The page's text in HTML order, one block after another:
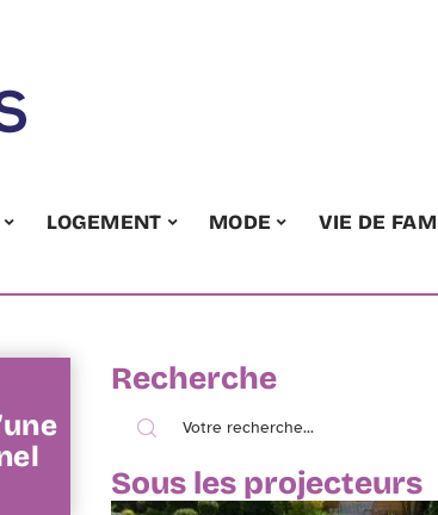
LOGEMENT MODE
VIE DE
Recherche
Sous les projecteurs